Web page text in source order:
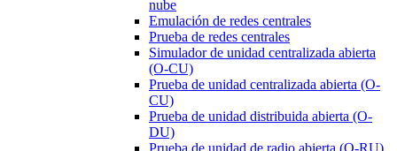
nube
Emulación de redes centrales
Prueba de redes centrales
Simulador de unidad centralizada abierta
(O-CU)
Prueba de unidad centralizada abierta (O-
CU)
Prueba de unidad distribuida abierta (O-
DU)